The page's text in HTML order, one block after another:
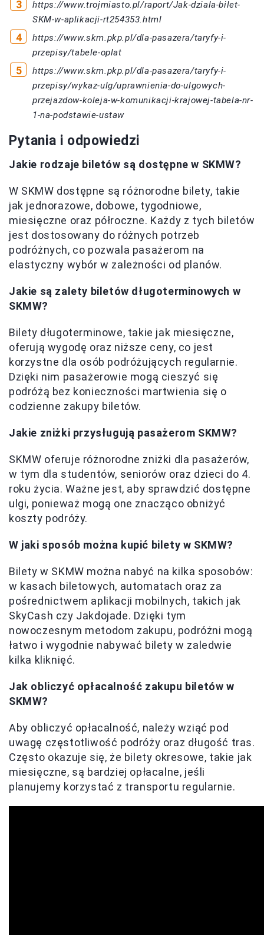
https://www.trojmiasto.pl/raport/Jak-dziala-bilet-
SKM-w-aplikacji-rt254353.html
https://www.skm.pkp.pl/dla-pasazera/taryfy-i-
przepisy/tabele-oplat
https://www.skm.pkp.pl/dla-pasazera/taryfy-i-
przepisy/wykaz-ulg/uprawnienia-do-ulgowych-
przejazdow-koleja-w-komunikacji-krajowej-tabela-nr-
1-na-podstawie-ustaw
Pytania i odpowiedzi
Jakie rodzaje biletów są dostępne w SKMW?
W SKMW dostępne są różnorodne bilety, takie
jak jednorazowe, dobowe, tygodniowe,
miesięczne oraz półroczne. Każdy z tych biletów
jest dostosowany do różnych potrzeb
podróżnych, co pozwala pasażerom na
elastyczny wybór w zależności od planów.
Jakie są zalety biletów długoterminowych w
SKMW?
Bilety długoterminowe, takie jak miesięczne,
oferują wygodę oraz niższe ceny, co jest
korzystne dla osób podróżujących regularnie.
Dzięki nim pasażerowie mogą cieszyć się
podróżą bez konieczności martwienia się o
codzienne zakupy biletów.
Jakie zniżki przysługują pasażerom SKMW?
SKMW oferuje różnorodne zniżki dla pasażerów,
w tym dla studentów, seniorów oraz dzieci do 4.
roku życia. Ważne jest, aby sprawdzić dostępne
ulgi, ponieważ mogą one znacząco obniżyć
koszty podróży.
W jaki sposób można kupić bilety w SKMW?
Bilety w SKMW można nabyć na kilka sposobów:
w kasach biletowych, automatach oraz za
pośrednictwem aplikacji mobilnych, takich jak
SkyCash czy Jakdojade. Dzięki tym
nowoczesnym metodom zakupu, podróżni mogą
łatwo i wygodnie nabywać bilety w zaledwie
kilka kliknięć.
Jak obliczyć opłacalność zakupu biletów w
SKMW?
Aby obliczyć opłacalność, należy wziąć pod
uwagę częstotliwość podróży oraz długość tras.
Często okazuje się, że bilety okresowe, takie jak
miesięczne, są bardziej opłacalne, jeśli
planujemy korzystać z transportu regularnie.